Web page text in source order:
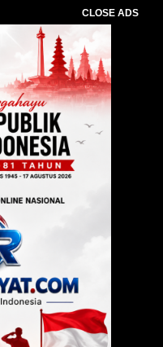
CLOSE ADS